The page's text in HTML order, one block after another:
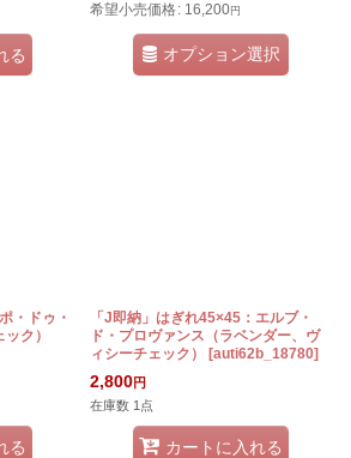
る
希望小売価格: 16,200円
オプション選択
・ドゥ・
ク）
る
「J即納」はぎれ45×45：エルブ・
ド・プロヴァンス（ラベンダー、ヴ
ィシーチェック）
[auti62b_18780]
2,800円
在庫数 1点
カートに入れる